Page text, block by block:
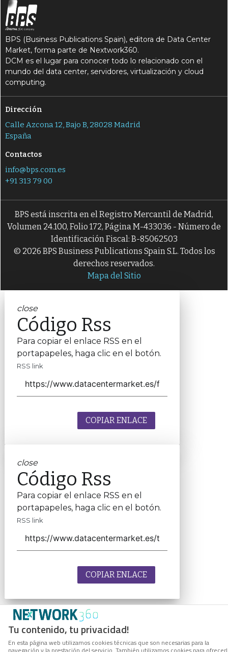
Tu contenido, tu privacidad!
En esta página web utilizamos cookies técnicas que son necesarias para la
BPS (Business Publications Spain), editora de Data Center
Market, forma parte de Nextwork360.
DCM es el lugar para conocer todo lo relacionado con el
mundo del data center, servidores, virtualización y cloud
computing.
Dirección
Calle Azcona 12, Bajo B, 28028 Madrid
España
Contactos
info@bps.com.es
+91 313 79 00
BPS está inscrita en el Registro Mercantil de Madrid,
Volumen 24.100, Folio 172, Página M-433036 - Número de
Identificación Fiscal: B-85062503
© 2026 BPS Business Publications Spain S.L. Todos los
derechos reservados.
Mapa del Sitio
close
Código Rss
Para copiar el enlace RSS en el
portapapeles, haga clic en el botón.
RSS link
COPIAR ENLACE
close
Código Rss
Para copiar el enlace RSS en el
portapapeles, haga clic en el botón.
RSS link
COPIAR ENLACE